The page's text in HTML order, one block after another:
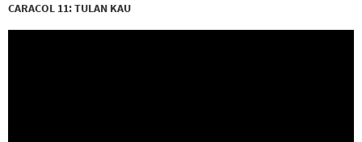
CARACOL 11: TULAN KAU